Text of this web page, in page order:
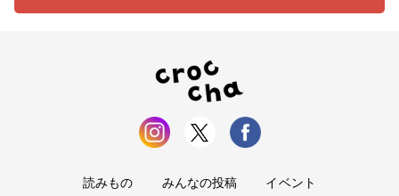
読みもの みんなの投稿 イベント